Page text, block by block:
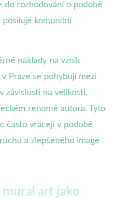
do rozhodování o podobě
komunitní
náklady na vznik
Praze se pohybují mezi
závislosti na velikosti,
renomé autora. Tyto
často vracejí v podobě
a zlepšeného image
art jako